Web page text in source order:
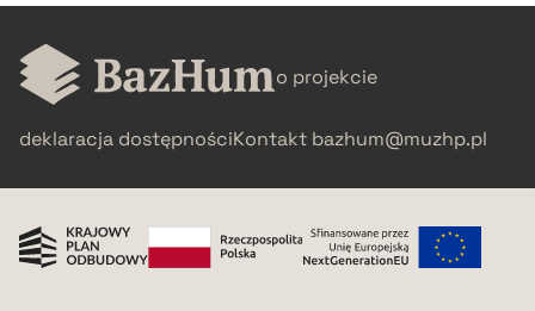
BIBTEX
o projekcie
deklaracja dostępnościKontakt bazhum@muzhp.pl